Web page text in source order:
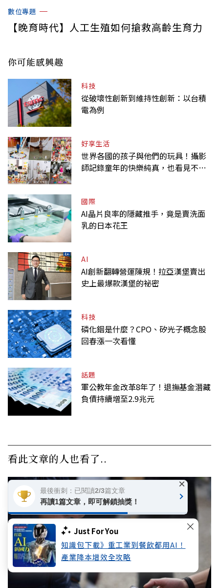
Just For You
知識包下載》重工業到餐飲都用AI！
產業降本增效全攻略
數位專題
【晚育時代】人工生殖如何搶救高齡生育力
你可能感興趣
科技
從破壞性創新到維持性創新：以台積
電為例
好享生活
世界各國的孩子與他們的玩具！攝影
師記錄童年的快樂純真，也看見不同
國際
AI晶片良率的隱藏推手，竟是賣洗面
乳的日本花王
AI
AI創新翻轉營運陳規！拉亞漢堡賣出
史上最爆款漢堡的祕密
科技
磷化銦是什麼？CPO、矽光子概念股
回春漲一次看懂
話題
軍公教年金改革8年了！退撫基金潛藏
負債持續增至2.9兆元
看此文章的人也看了..
最後衝刺：已閱讀2/3篇文章
再讀1篇文章，即可解鎖抽獎！
×